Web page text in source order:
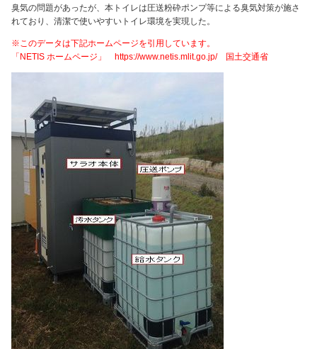
臭気の問題があったが、本トイレは圧送粉砕ポンプ等による臭気対策が施さ
れており、清潔で使いやすいトイレ環境を実現した。
※このデータは下記ホームページを引用しています。
「NETIS ホームページ」 https://www.netis.mlit.go.jp/ 国土交通省